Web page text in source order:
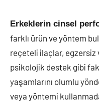
Erkeklerin cinsel
farklı ürün ve yöntem
reçeteli ilaçlar, egzersiz
psikolojik destek gibi
yaşamlarını olumlu
veya yöntemi